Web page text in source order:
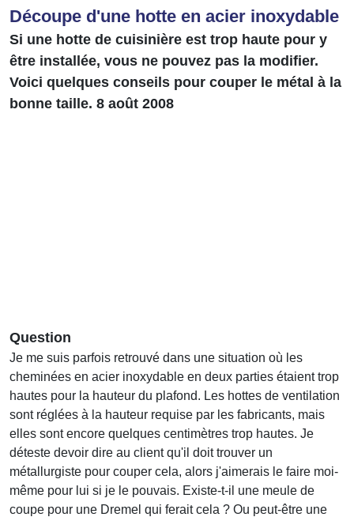
Découpe d'une hotte en acier inoxydable
Si une hotte de cuisinière est trop haute pour y
être installée, vous ne pouvez pas la modifier.
Voici quelques conseils pour couper le métal à la
bonne taille. 8 août 2008
Question
Je me suis parfois retrouvé dans une situation où les
cheminées en acier inoxydable en deux parties étaient trop
hautes pour la hauteur du plafond. Les hottes de ventilation
sont réglées à la hauteur requise par les fabricants, mais
elles sont encore quelques centimètres trop hautes. Je
déteste devoir dire au client qu'il doit trouver un
métallurgiste pour couper cela, alors j'aimerais le faire moi-
même pour lui si je le pouvais. Existe-t-il une meule de
coupe pour une Dremel qui ferait cela ? Ou peut-être une